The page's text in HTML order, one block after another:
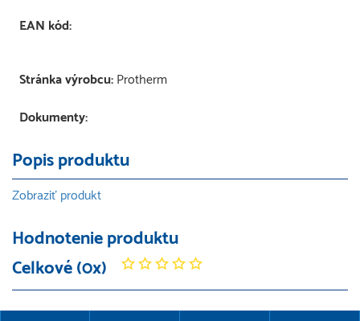
EAN kód:
Stránka výrobcu:Protherm
Dokumenty:
Popis produktu
Zobraziť produkt
Hodnotenie produktu
Celkové (0x)